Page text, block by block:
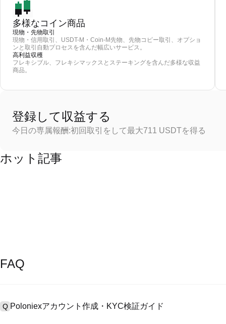
多様なコイン商品
現物・先物取引
現物・信用取引、USDT-M・Coin-M先物、先物コピー取引、オプショ
ンと取引自動プロセスを含んだ幅広いサービス。
高利益収穫
フレキシブル、フレキシマックスとステーキングを含んだ多様な収益
商品。
登録して収益する
今日の専属報酬:初回取引をして最大711 USDTを得る
ホット記事
FAQ
Q Poloniexアカウント作成・KYC検証ガイド